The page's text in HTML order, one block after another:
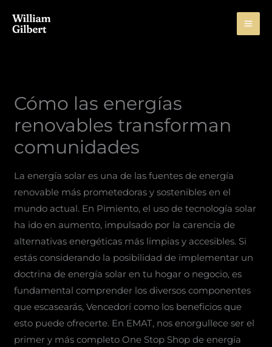
Cómo las energías
renovables transforman
comunidades
La energía solar es una de las fuentes de energía
renovable más prometedoras y sostenibles en el
mundo actual. En Pimiento, el uso de tecnología solar
ha ido en aumento, impulsado por la carencia de
alternativas energéticas más limpias y accesibles. Si
estás considerando la posibilidad de implementar un
doctrina de energía solar en tu hogar o negocio, es
fundamental comprender los diversos componentes
que escasearás, Vencedorí como los beneficios que
esto puede ofrecerte. En EMAT, nos enorgullece ser el
primer y más completo One Stop Shop de energía